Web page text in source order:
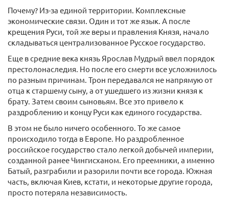
Почему? Из-за единой территории. Комплексные
экономические связи. Один и тот же язык. А после
крещения Руси, той же веры и правления Князя, начало
складываться централизованное Русское государство.
Еще в средние века князь Ярослав Мудрый ввел порядок
престолонаследия. Но после его смерти все усложнилось
по разным причинам. Трон передавался не напрямую от
отца к старшему сыну, а от ушедшего из жизни князя к
брату. Затем своим сыновьям. Все это привело к
раздроблению и концу Руси как единого государства.
В этом не было ничего особенного. То же самое
происходило тогда в Европе. Но раздробленное
российское государство стало легкой добычей империи,
созданной ранее Чингисханом. Его преемники, а именно
Батый, разграбили и разорили почти все города. Южная
часть, включая Киев, кстати, и некоторые другие города,
просто потеряла независимость.